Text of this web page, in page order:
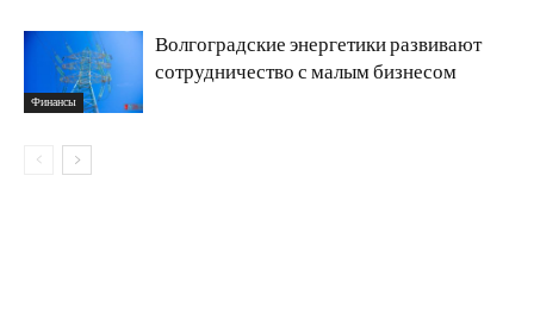
Финансы
Волгоградские энергетики развивают
сотрудничество с малым бизнесом